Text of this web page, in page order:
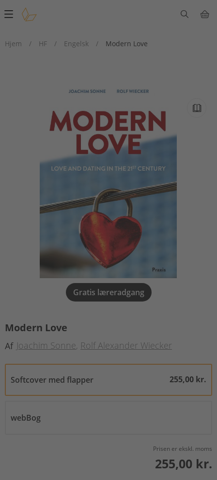
Main
Hjem
/ HF / Engelsk / Modern Love
Gratis læreradgang
Modern Love
Af Joachim Sonne Rolf Alexander Wiecker
Softcover med flapper 255,00 kr.
webBog
Prisen er ekskl. moms
255,00 kr.